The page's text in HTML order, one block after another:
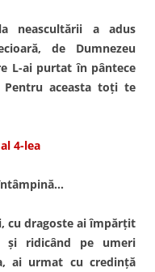
neas­cultării a adus
de Dumnezeu
L-ai purtat în pântece
aceasta toţi te
4-lea
cu dragoste ai împărţit
şi ridicând pe umeri
ai urmat cu credinţă